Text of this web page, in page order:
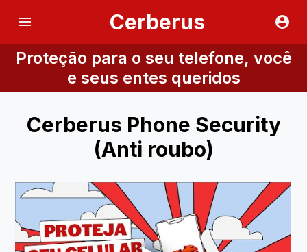
Cerberus
Proteção para o seu telefone, você
e seus entes queridos
Cerberus Phone Security
(Anti roubo)